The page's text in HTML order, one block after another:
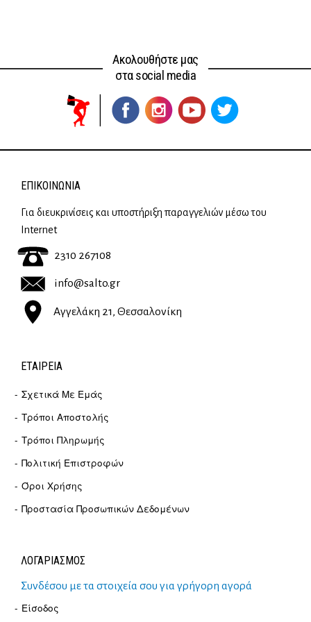
Ακολουθήστε μας
στα social media
ΕΠΙΚΟΙΝΩΝΊΑ
Για διευκρινίσεις και υποστήριξη παραγγελιών μέσω του
Internet
2310 267108
info@salto.gr
Αγγελάκη 21, Θεσσαλονίκη
ΕΤΑΙΡΕΊΑ
Σχετικά Με Εμάς
Τρόποι Αποστολής
Τρόποι Πληρωμής
Πολιτική Επιστροφών
Όροι Χρήσης
Προστασία Προσωπικών Δεδομένων
ΛΟΓΑΡΙΑΣΜΟΣ
Συνδέσου με τα στοιχεία σου για γρήγορη αγορά
Είσοδος